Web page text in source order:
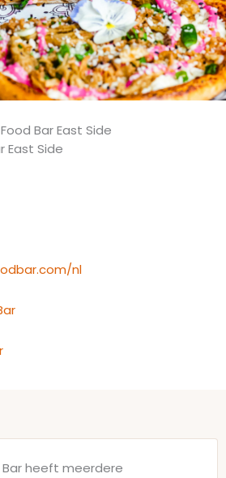
Bar East Side
East Side
nl
Bar heeft meerdere